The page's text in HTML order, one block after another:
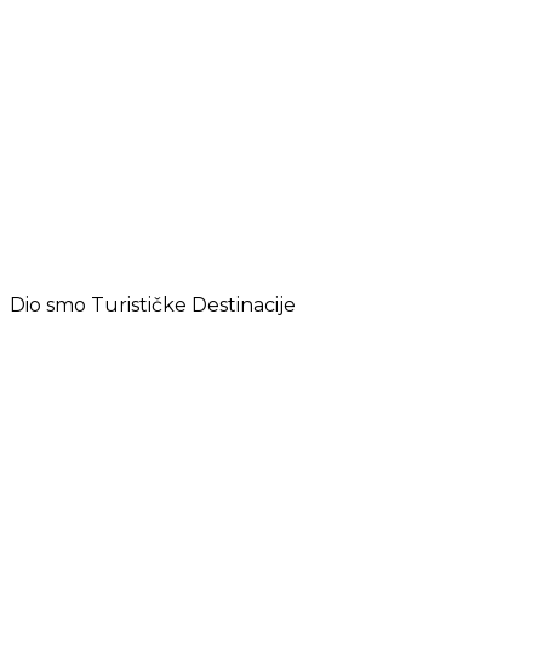
Dio smo Turističke Destinacije